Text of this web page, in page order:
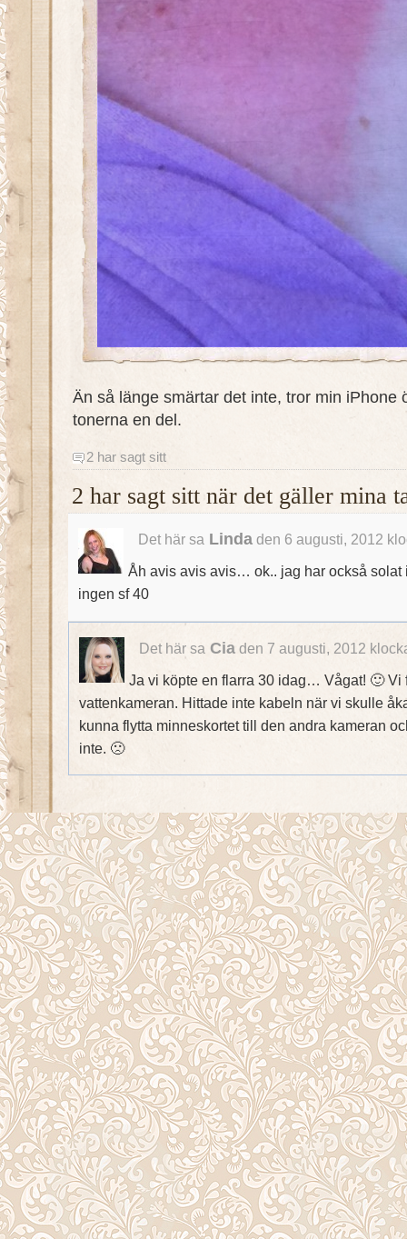
Än så länge smärtar det inte, tror min iPhone
tonerna en del.
2 har sagt sitt
2 har sagt sitt när det gäller mina
Det här sa Lindaden 6 augusti, 2012
Åh avis avis avis… ok.. jag har också solat
ingen sf 40
Det här sa Cia den 7 augusti, 2012
Ja vi köpte en flarra 30 idag… Vågat! 🙂 Vi
vattenkameran. Hittade inte kabeln när vi skulle
kunna flytta minneskortet till den andra kameran
inte. 🙁